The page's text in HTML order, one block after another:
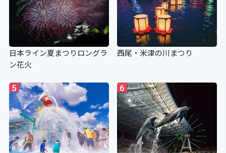
日本ライン夏まつりロングラ
ン花火
西尾・米津の川まつり
5 6